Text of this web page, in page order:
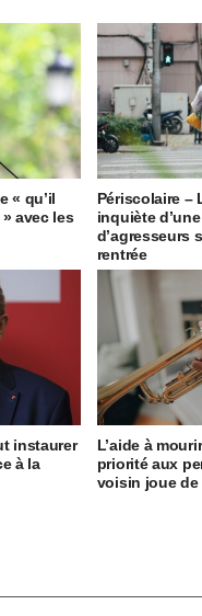
« qu’il
avec les
Périscolaire –
inquiète
d’agresseurs
rentrée
instaurer
à la
L’aide à
priorité aux
voisin joue de